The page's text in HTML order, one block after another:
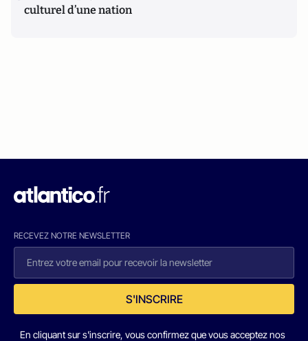
culturel d’une nation
RECEVEZ NOTRE NEWSLETTER
S'INSCRIRE
En cliquant sur s'inscrire, vous confirmez que vous acceptez nos